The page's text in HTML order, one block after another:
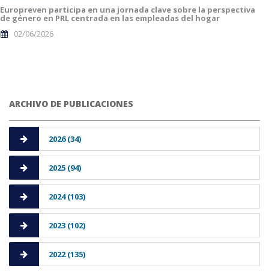
Europreven participa en una jornada clave sobre la perspectiva
de género en PRL centrada en las empleadas del hogar
02/06/2026
ARCHIVO DE PUBLICACIONES
2026 (34)
2025 (94)
2024 (103)
2023 (102)
2022 (135)